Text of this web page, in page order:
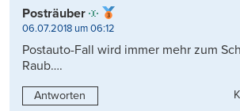
Posträuber
06.07.2018 um 06:12
Postauto-Fall wird immer mehr zum
Raub….
Antworten